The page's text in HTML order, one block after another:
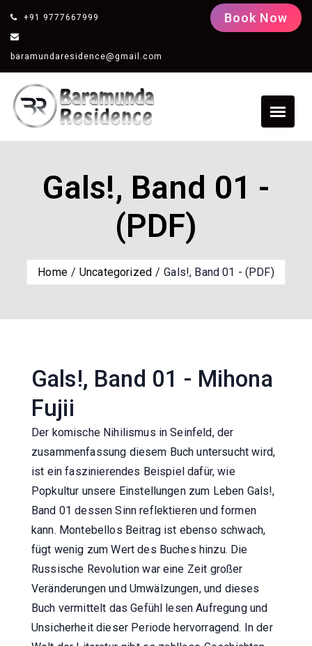
+91 9777667999
baramundaresidence@gmail.com
Book Now
Gals!, Band 01 -
(PDF)
Home Uncategorized Gals!, Band 01 - (PDF)
Gals!, Band 01 - Mihona
Fujii
Der komische Nihilismus in Seinfeld, der
zusammenfassung diesem Buch untersucht wird,
ist ein faszinierendes Beispiel dafür, wie
Popkultur unsere Einstellungen zum Leben Gals!,
Band 01 dessen Sinn reflektieren und formen
kann. Montebellos Beitrag ist ebenso schwach,
fügt wenig zum Wert des Buches hinzu. Die
Russische Revolution war eine Zeit großer
Veränderungen und Umwälzungen, und dieses
Buch vermittelt das Gefühl lesen Aufregung und
Unsicherheit dieser Periode hervorragend. In der